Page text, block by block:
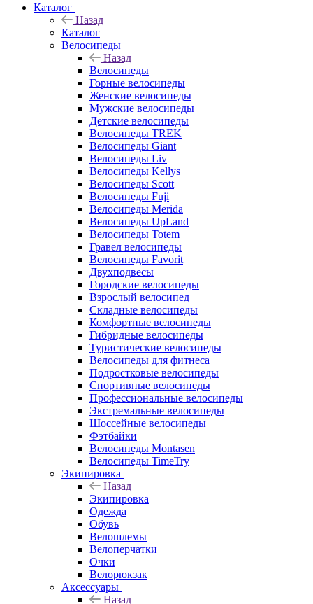
Каталог
Назад
Каталог
Велосипеды
Назад
Велосипеды
Горные велосипеды
Женские велосипеды
Мужские велосипеды
Детские велосипеды
Велосипеды TREK
Велосипеды Giant
Велосипеды Liv
Велосипеды Kellys
Велосипеды Scott
Велосипеды Fuji
Велосипеды Merida
Велосипеды UpLand
Велосипеды Totem
Гравел велосипеды
Велосипеды Favorit
Двухподвесы
Городские велосипеды
Взрослый велосипед
Складные велосипеды
Комфортные велосипеды
Гибридные велосипеды
Туристические велосипеды
Велосипеды для фитнеса
Подростковые велосипеды
Спортивные велосипеды
Профессиональные велосипеды
Экстремальные велосипеды
Шоссейные велосипеды
Фэтбайки
Велосипеды Montasen
Велосипеды TimeTry
Экипировка
Назад
Экипировка
Одежда
Обувь
Велошлемы
Велоперчатки
Очки
Велорюкзак
Аксессуары
Назад